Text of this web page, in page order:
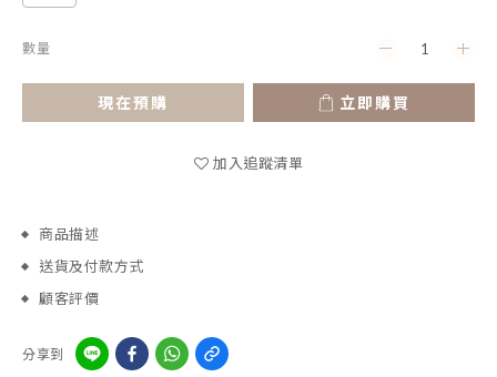
數量
現在預購 立即購買
加入追蹤清單
商品描述
送貨及付款方式
顧客評價
分享到